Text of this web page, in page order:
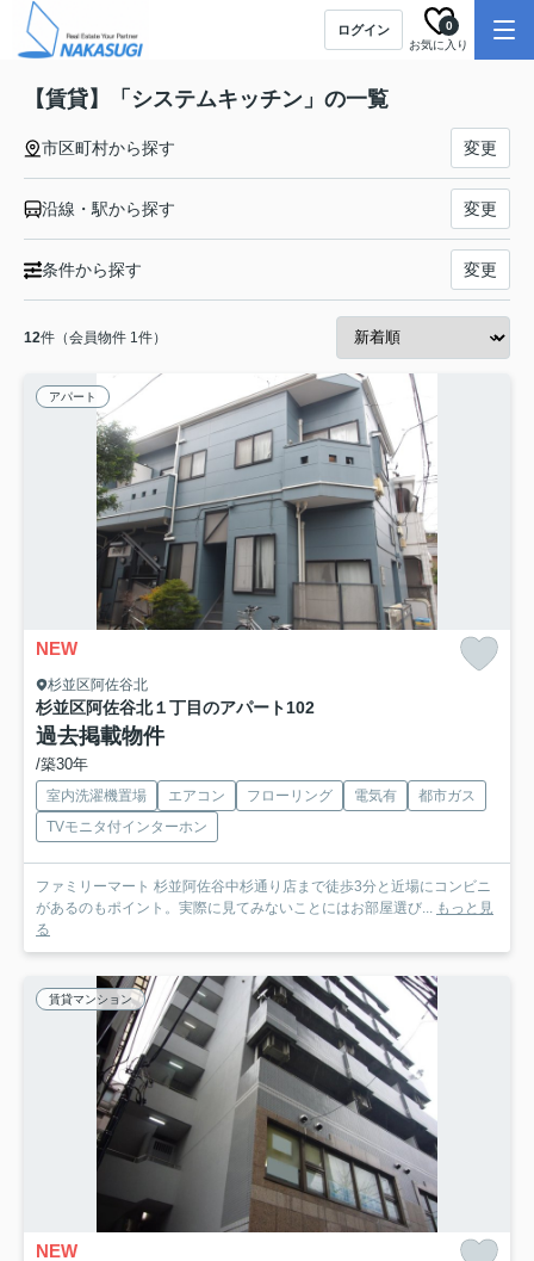
ログイン
お気に入り
0
【賃貸】「システムキッチン」の一覧
市区町村から探す 変更
沿線・駅から探す 変更
条件から探す 変更
12件（会員物件 1件）
アパート
NEW
杉並区阿佐谷北
杉並区阿佐谷北１丁目のアパート102
過去掲載物件
/築30年
室内洗濯機置場 エアコン フローリング 電気有
都市ガス
TVモニタ付インターホン
ファミリーマート 杉並阿佐谷中杉通り店まで徒歩3分と近場にコンビニ
があるのもポイント。実際に見てみないことにはお部屋選び... もっと見
る
賃貸マンション
NEW